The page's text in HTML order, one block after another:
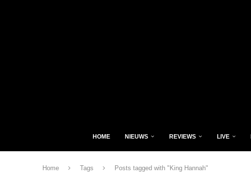
HOME NIEUWS REVIEWS LIVE
Home Tags Posts tagged with "King Hannah"